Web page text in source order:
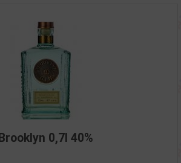
Brooklyn 0,7l 40%